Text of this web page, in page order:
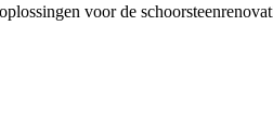
voor de